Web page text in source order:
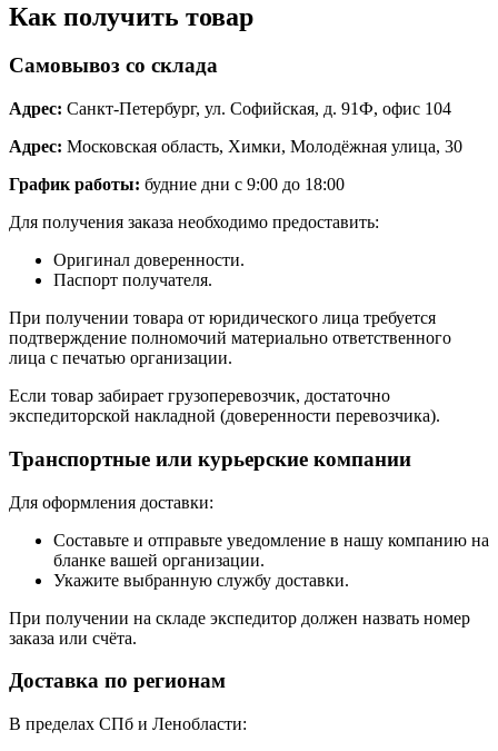
Как получить товар
Самовывоз со склада
Адрес: Санкт-Петербург, ул. Софийская, д. 91Ф, офис 104
Адрес: Московская область, Химки, Молодёжная улица, 30
График работы: будние дни с 9:00 до 18:00
Для получения заказа необходимо предоставить:
Оригинал доверенности.
Паспорт получателя.
При получении товара от юридического лица требуется
подтверждение полномочий материально ответственного
лица с печатью организации.
Если товар забирает грузоперевозчик, достаточно
экспедиторской накладной (доверенности перевозчика).
Транспортные или курьерские компании
Для оформления доставки:
Составьте и отправьте уведомление в нашу компанию на
бланке вашей организации.
Укажите выбранную службу доставки.
При получении на складе экспедитор должен назвать номер
заказа или счёта.
Доставка по регионам
В пределах СПб и Ленобласти: